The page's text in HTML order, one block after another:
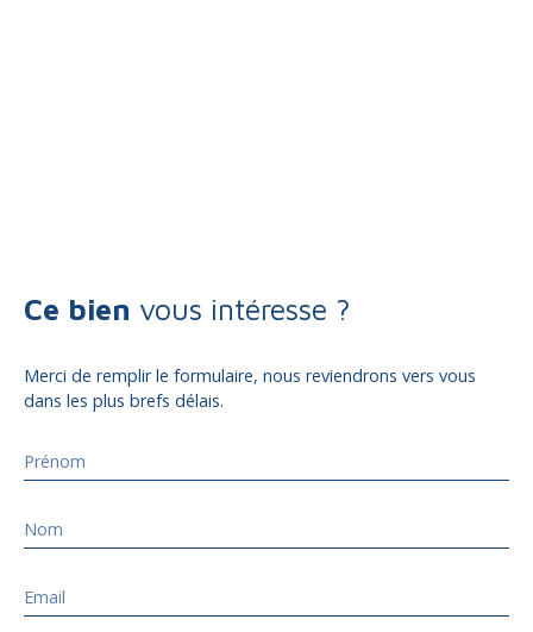
Ce bien vous intéresse ?
Merci de remplir le formulaire, nous reviendrons vers vous
dans les plus brefs délais.
Prénom
Nom
Email